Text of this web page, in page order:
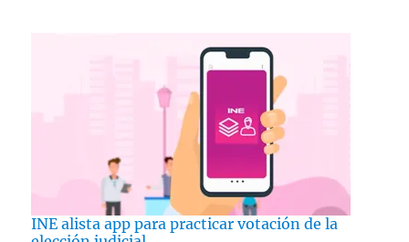
INE alista app para practicar votación de la